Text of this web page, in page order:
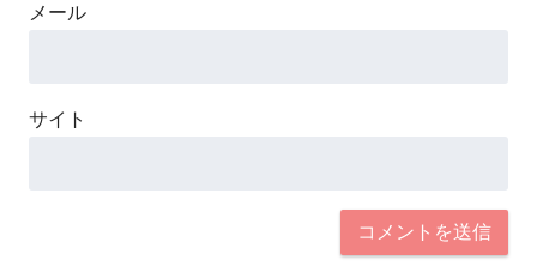
メール
サイト